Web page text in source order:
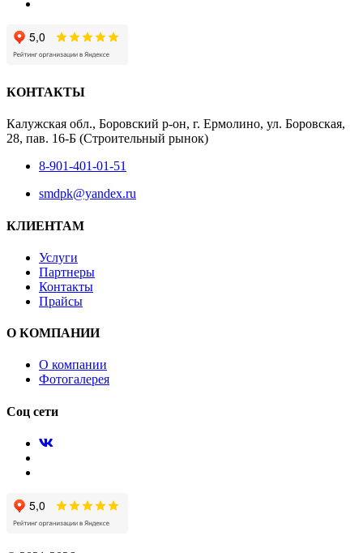
КОНТАКТЫ
Калужская обл., Боровский р-он, г. Ермолино, ул. Боровская,
28, пав. 16-Б (Строительный рынок)
8-901-401-01-51
smdpk@yandex.ru
КЛИЕНТАМ
Услуги
Партнеры
Контакты
Прайсы
О КОМПАНИИ
О компании
Фотогалерея
Соц сети